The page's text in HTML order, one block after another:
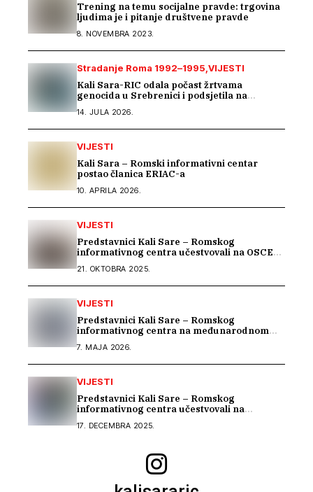
Trening na temu socijalne pravde: trgovina
ljudima je i pitanje društvene pravde
8. NOVEMBRA 2023.
Stradanje Roma 1992–1995 VIJESTI
Kali Sara-RIC odala počast žrtvama
genocida u Srebrenici i podsjetila na
14. JULA 2026.
VIJESTI
Kali Sara – Romski informativni centar
postao članica ERIAC-a
10. APRILA 2026.
VIJESTI
Predstavnici Kali Sare – Romskog
informativnog centra učestvovali na OSCE
21. OKTOBRA 2025.
VIJESTI
Predstavnici Kali Sare – Romskog
informativnog centra na međunarodnom
7. MAJA 2026.
VIJESTI
Predstavnici Kali Sare – Romskog
informativnog centra učestvovali na
programa o rodnoj ravnopravnosti i
17. DECEMBRA 2025.